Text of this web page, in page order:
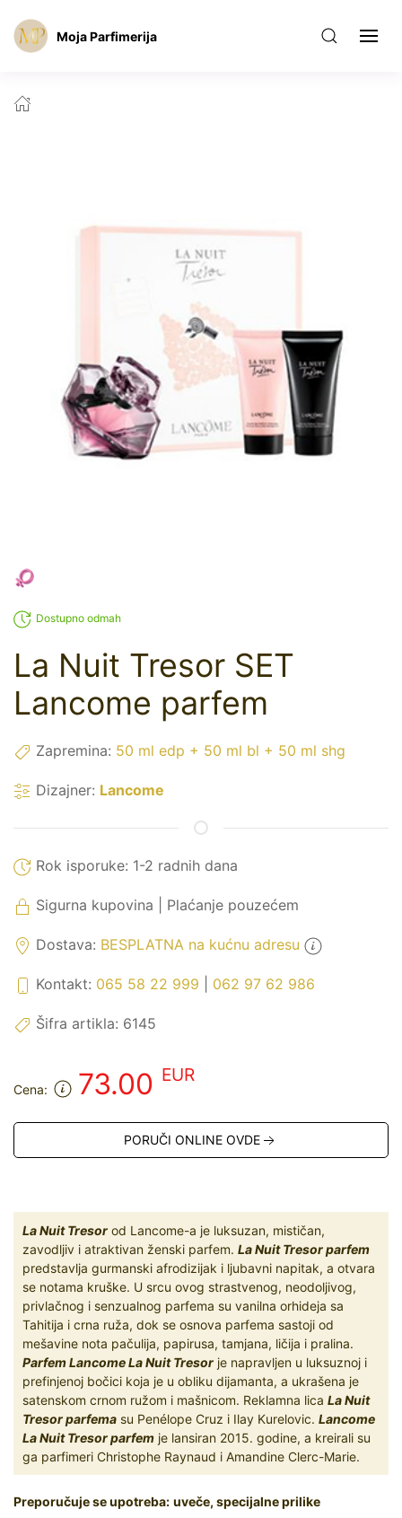
Moja Parfimerija
Dostupno odmah
La Nuit Tresor SET
Lancome parfem
Zapremina: 50 ml edp + 50 ml bl + 50 ml shg
Dizajner: Lancome
Rok isporuke: 1-2 radnih dana
Sigurna kupovina | Plaćanje pouzećem
Dostava: BESPLATNA na kućnu adresu
Kontakt: 065 58 22 999 062 97 62 986
Šifra artikla: 6145
Cena: 73.00 EUR
PORUČI ONLINE OVDE
La Nuit Tresor od Lancome-a je luksuzan, mističan,
zavodljiv i atraktivan ženski parfem. La Nuit Tresor parfem
predstavlja gurmanski afrodizijak i ljubavni napitak, a otvara
se notama kruške. U srcu ovog strastvenog, neodoljivog,
privlačnog i senzualnog parfema su vanilna orhideja sa
Tahitija i crna ruža, dok se osnova parfema sastoji od
mešavine nota pačulija, papirusa, tamjana, ličija i pralina.
Parfem Lancome La Nuit Tresor je napravljen u luksuznoj i
prefinjenoj bočici koja je u obliku dijamanta, a ukrašena je
satenskom crnom ružom i mašnicom. Reklamna lica La Nuit
Tresor parfema su Penélope Cruz i Ilay Kurelovic. Lancome
La Nuit Tresor parfem je lansiran 2015. godine, a kreirali su
ga parfimeri Christophe Raynaud i Amandine Clerc-Marie.
Preporučuje se upotreba: uveče, specijalne prilike